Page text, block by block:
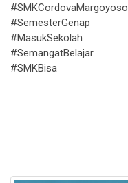
#SMKCordovaMargoyoso
#SemesterGenap
#MasukSekolah
#SemangatBelajar
#SMKBisa